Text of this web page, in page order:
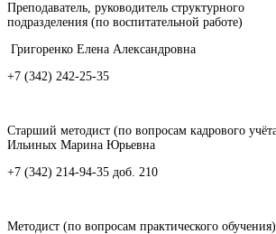
Преподаватель, руководитель структурного
подразделения (по воспитательной работе)
Григоренко Елена Александровна
+7 (342) 242-25-35
Старший методист (по вопросам кадрового
Ильиных Марина Юрьевна
+7 (342) 214-94-35 доб. 210
Методист (по вопросам практического обучения)